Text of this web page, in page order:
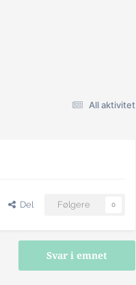
All aktivitet
Del Følgere 0
Svar i emnet